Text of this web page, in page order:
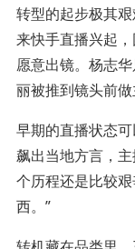
转型的起步极其
来快手直播兴起
愿意出镜。杨志
丽被推到镜头前做
早期的直播状态
飙出当地方言，
个历程还是比较
西。”